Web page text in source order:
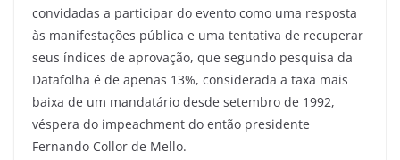
convidadas a participar do evento como uma resposta
às manifestações pública e uma tentativa de recuperar
seus índices de aprovação, que segundo pesquisa da
Datafolha é de apenas 13%, considerada a taxa mais
baixa de um mandatário desde setembro de 1992,
véspera do impeachment do então presidente
Fernando Collor de Mello.